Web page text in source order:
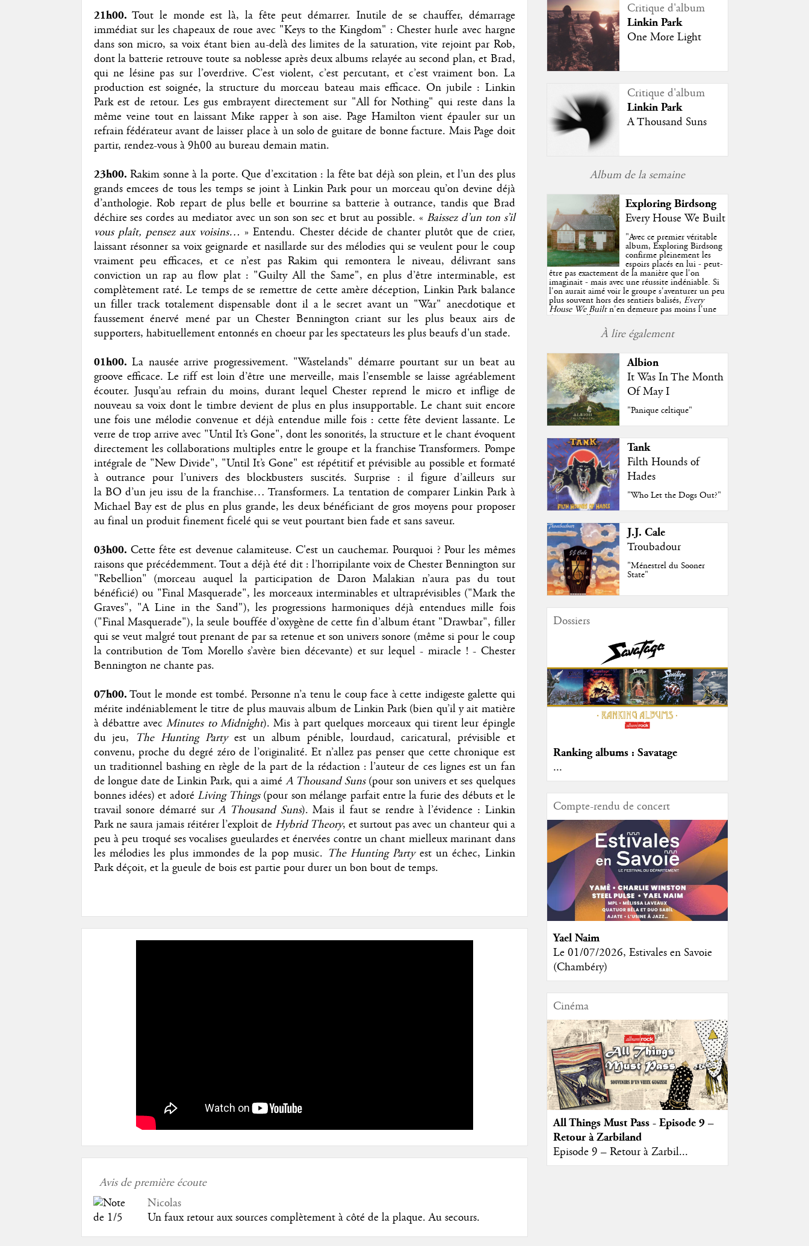
21h00. Tout le monde est là, la fête peut démarrer. Inutile de se chauffer, démarrage
immédiat sur les chapeaux de roue avec "Keys to the Kingdom" : Chester hurle avec hargne
dans son micro, sa voix étant bien au-delà des limites de la saturation, vite rejoint par Rob,
dont la batterie retrouve toute sa noblesse après deux albums relayée au second plan, et Brad,
qui ne lésine pas sur l’overdrive. C’est violent, c’est percutant, et c’est vraiment bon. La
production est soignée, la structure du morceau bateau mais efficace. On jubile : Linkin
Park est de retour. Les gus embrayent directement sur "All for Nothing" qui reste dans la
même veine tout en laissant Mike rapper à son aise. Page Hamilton vient épauler sur un
refrain fédérateur avant de laisser place à un solo de guitare de bonne facture. Mais Page doit
partir, rendez-vous à 9h00 au bureau demain matin.
23h00. Rakim sonne à la porte. Que d’excitation : la fête bat déjà son plein, et l’un des plus
grands emcees de tous les temps se joint à Linkin Park pour un morceau qu’on devine déjà
d’anthologie. Rob repart de plus belle et bourrine sa batterie à outrance, tandis que Brad
déchire ses cordes au mediator avec un son son sec et brut au possible. « Baissez d’un ton s’il
vous plaît, pensez aux voisins… » Entendu. Chester décide de chanter plutôt que de crier,
laissant résonner sa voix geignarde et nasillarde sur des mélodies qui se veulent pour le coup
vraiment peu efficaces, et ce n’est pas Rakim qui remontera le niveau, délivrant sans
conviction un rap au flow plat : "Guilty All the Same", en plus d’être interminable, est
complètement raté. Le temps de se remettre de cette amère déception, Linkin Park balance
un filler track totalement dispensable dont il a le secret avant un "War" anecdotique et
faussement énervé mené par un Chester Bennington criant sur les plus beaux airs de
supporters, habituellement entonnés en choeur par les spectateurs les plus beaufs d'un stade.
01h00.La nausée arrive progressivement. "Wastelands" démarre pourtant sur un beat au
groove efficace. Le riff est loin d’être une merveille, mais l’ensemble se laisse agréablement
écouter. Jusqu’au refrain du moins, durant lequel Chester reprend le micro et inflige de
nouveau sa voix dont le timbre devient de plus en plus insupportable. Le chant suit encore
une fois une mélodie convenue et déjà entendue mille fois : cette fête devient lassante. Le
verre de trop arrive avec "Until It’s Gone", dont les sonorités, la structure et le chant évoquent
directement les collaborations multiples entre le groupe et la franchise Transformers. Pompe
intégrale de "New Divide", "Until It’s Gone" est répétitif et prévisible au possible et formaté
à outrance pour l’univers des blockbusters suscités. Surprise : il figure d’ailleurs sur
la BO d’un jeu issu de la franchise… Transformers. La tentation de comparer Linkin Park à
Michael Bay est de plus en plus grande, les deux bénéficiant de gros moyens pour proposer
au final un produit finement ficelé qui se veut pourtant bien fade et sans saveur.
03h00. Cette fête est devenue calamiteuse. C'est un cauchemar. Pourquoi ? Pour les mêmes
raisons que précédemment. Tout a déjà été dit : l’horripilante voix de Chester Bennington sur
"Rebellion" (morceau auquel la participation de Daron Malakian n’aura pas du tout
bénéficié) ou "Final Masquerade", les morceaux interminables et ultraprévisibles ("Mark the
Graves", "A Line in the Sand"), les progressions harmoniques déjà entendues mille fois
("Final Masquerade"), la seule bouffée d’oxygène de cette fin d’album étant "Drawbar", filler
qui se veut malgré tout prenant de par sa retenue et son univers sonore (même si pour le coup
la contribution de Tom Morello s’avère bien décevante) et sur lequel - miracle ! - Chester
Bennington ne chante pas.
07h00. Tout le monde est tombé. Personne n’a tenu le coup face à cette indigeste galette qui
mérite indéniablement le titre de plus mauvais album de Linkin Park (bien qu’il y ait matière
à débattre avecMinutes to Midnight). Mis à part quelques morceaux qui tirent leur épingle
du jeu, The Hunting Partyest un album pénible, lourdaud, caricatural, prévisible et
convenu, proche du degré zéro de l’originalité. Et n’allez pas penser que cette chronique est
un traditionnel bashing en règle de la part de la rédaction : l’auteur de ces lignes est un fan
de longue date de Linkin Park, qui a aiméA Thousand Suns(pour son univers et ses quelques
bonnes idées) et adoréLiving Things(pour son mélange parfait entre la furie des débuts et le
travail sonore démarré surA Thousand Suns). Mais il faut se rendre à l’évidence : Linkin
Park ne saura jamais réitérer l’exploit de Hybrid Theory, et surtout pas avec un chanteur qui a
peu à peu troqué ses vocalises gueulardes et énervées contre un chant mielleux marinant dans
les mélodies les plus immondes de la pop music. The Hunting Partyest un échec, Linkin
Park déçoit, et la gueule de bois est partie pour durer un bon bout de temps.
Avis de première écoute
Nicolas
Un faux retour aux sources complètement à côté de la plaque. Au secours.
Critique d'album
Linkin Park
One More Light
Critique d'album
Linkin Park
A Thousand Suns
Album de la semaine
Exploring Birdsong
Every House We Built
"Avec ce premier véritable
album, Exploring Birdsong
confirme pleinement les
espoirs placés en lui - peut-
être pas exactement de la manière que l'on
imaginait - mais avec une réussite indéniable. Si
l'on aurait aimé voir le groupe s'aventurer un peu
plus souvent hors des sentiers balisés,Every
House We Builtn'en demeure pas moins l'une
des très belles surprises de cette année, porté par
plusieurs morceaux qui trouveront sans difficulté
une place de choix dans vos playlists estivales.
À lire également
Albion
It Was In The Month
Of May I
"Panique celtique"
Tank
Filth Hounds of
Hades
"Who Let the Dogs Out?"
J.J. Cale
Troubadour
"Ménestrel du Sooner
State"
Dossiers
Ranking albums : Savatage
...
Compte-rendu de concert
Yael Naim
Le 01/07/2026, Estivales en Savoie
(Chambéry)
Cinéma
All Things Must Pass - Episode 9 –
Retour à Zarbiland
Episode 9 – Retour à Zarbil...